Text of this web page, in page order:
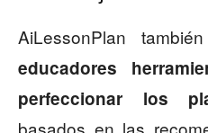
AiLessonPlan también
educadores
perfeccionar los
basados en las